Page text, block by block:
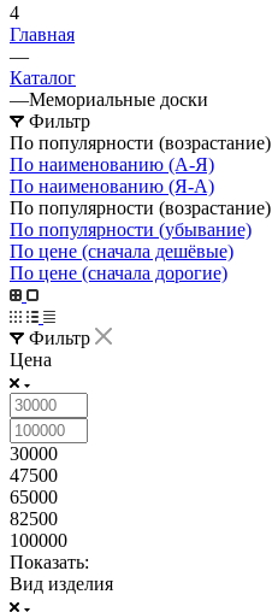
4
Главная
—
Каталог
—Мемориальные доски
Фильтр
По популярности (возрастание)
По наименованию (А-Я)
По наименованию (Я-А)
По популярности (возрастание)
По популярности (убывание)
По цене (сначала дешёвые)
По цене (сначала дорогие)
Фильтр
Цена
30000
47500
65000
82500
100000
Показать:
Вид изделия